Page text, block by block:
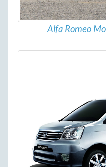
Alfa Romeo